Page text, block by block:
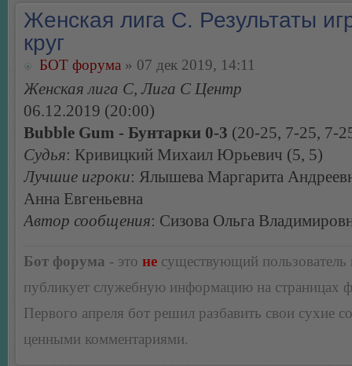
Женская лига С. Результаты
круг
БОТ форума » 07 дек 2019, 14:11
Женская лига С, Лига С Центр
06.12.2019 (20:00)
Bubble Gum - Бунтарки 0-3 (20-25, 7-25, 7-
Судья: Кривицкий Михаил Юрьевич (5, 5)
Лучшие игроки: Ялышева Маргарита
Анна Евгеньевна
Автор сообщения: Сизова Ольга
Бот форума - это не существующий пользователь
публикует служебную информацию на страницах
Первого апреля бот решил разбавить свои сухие
ценными комментариями.